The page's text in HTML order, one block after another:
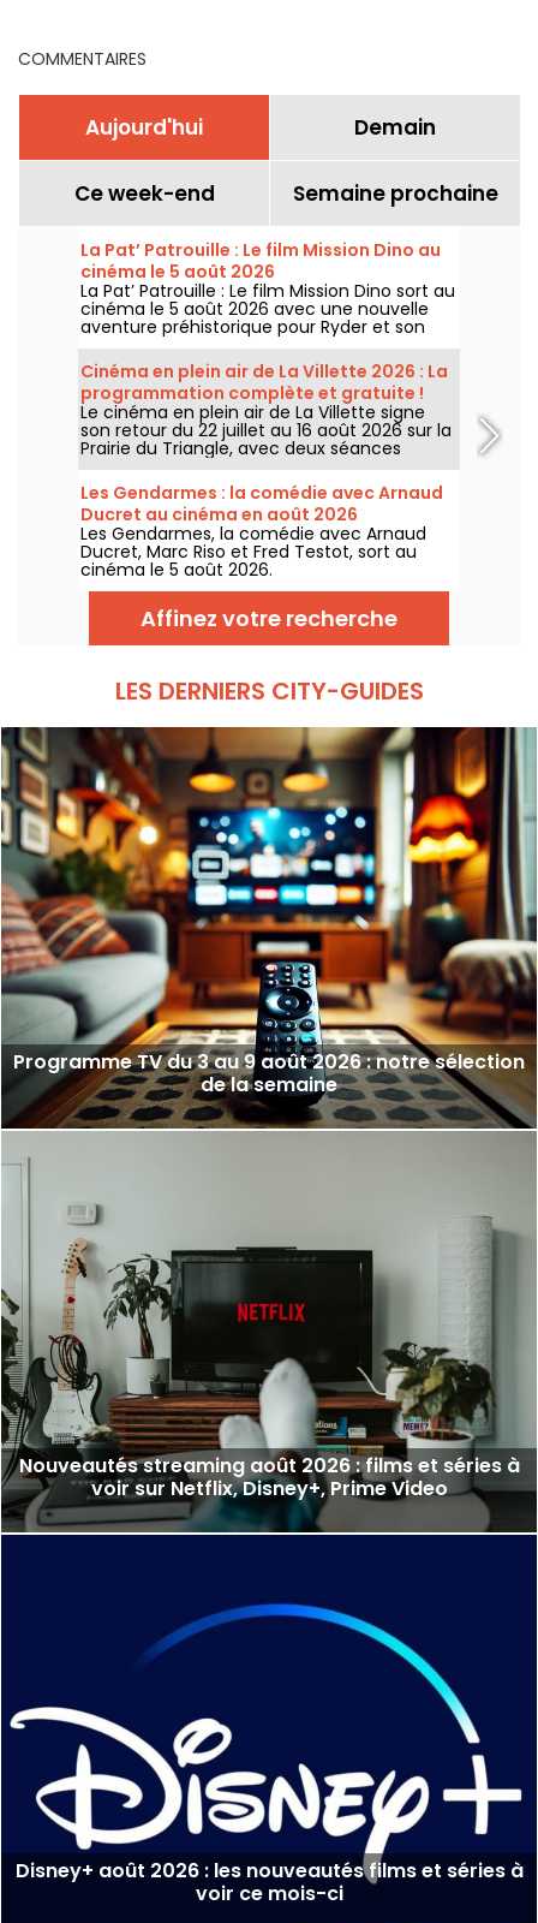
COMMENTAIRES
Aujourd'hui Demain
Ce week-end Semaine prochaine
La Pat’ Patrouille : Le film Mission Dino au
cinéma le 5 août 2026
La Pat’ Patrouille : Le film Mission Dino sort au
cinéma le 5 août 2026 avec une nouvelle
aventure préhistorique pour Ryder et son
équipe.
Cinéma en plein air de La Villette 2026 : La
programmation complète et gratuite !
Le cinéma en plein air de La Villette signe
son retour du 22 juillet au 16 août 2026 sur la
Prairie du Triangle, avec deux séances
gratuites par jour, à 18h et 21h. Pour cette
35e édition, le festival met à l’honneur le
thème “L’appel de la forêt”. Découvrez la
programmation complète et gratuite !
Les Gendarmes : la comédie avec Arnaud
Ducret au cinéma en août 2026
Les Gendarmes, la comédie avec Arnaud
Ducret, Marc Riso et Fred Testot, sort au
cinéma le 5 août 2026.
Affinez votre recherche
LES DERNIERS CITY-GUIDES
Programme TV du 3 au 9 août 2026 : notre sélection
de la semaine
Nouveautés streaming août 2026 : films et séries à
voir sur Netflix, Disney+, Prime Video
Disney+ août 2026 : les nouveautés films et séries à
voir ce mois-ci